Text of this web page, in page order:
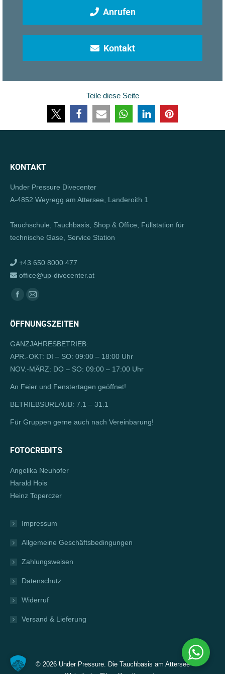
Anrufen
Kontakt
Teile diese Seite
KONTAKT
Under Pressure Divecenter
A-4852 Weyregg am Attersee, Landeroith 1
Tauchschule, Tauchbasis, Shop & Office, Füllstation für
technische Gase, Service Station
+43 650 8000 477
office@up-divecenter.at
Finden Sie uns auf:
opens
in
new
window
page
opens
in
new
ÖFFNUNGSZEITEN
GANZJAHRESBETRIEB:
APR.-OKT: DI – SO: 09:00 – 18:00 Uhr
NOV.-MÄRZ: DO – SO: 09:00 – 17:00 Uhr
An Feier und Fenstertagen geöffnet!
BETRIEBSURLAUB: 7.1 – 31.1
Für Gruppen gerne auch nach Vereinbarung!
FOTOCREDITS
Angelika Neuhofer
Harald Hois
Heinz Toperczer
Impressum
Allgemeine Geschäftsbedingungen
Zahlungsweisen
Datenschutz
Widerruf
Versand & Lieferung
© 2026 Under Pressure. Die Tauchbasis am Attersee